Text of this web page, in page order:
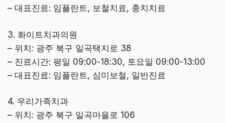
– 대표진료: 임플란트, 보철치료, 충치치료
3. 화이트치과의원
– 위치: 광주 북구 일곡택지로 38
– 진료시간: 평일 09:00-18:30, 토요일 09:00-13:00
– 대표진료: 임플란트, 심미보철, 일반진료
4. 우리가족치과
– 위치: 광주 북구 일곡마을로 106